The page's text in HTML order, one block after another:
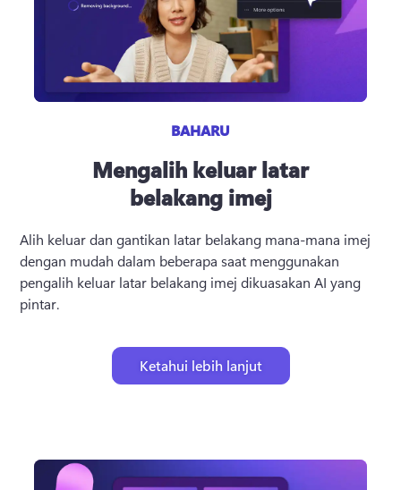
BAHARU
Mengalih keluar latar
belakang imej
Alih keluar dan gantikan latar belakang mana-mana imej
dengan mudah dalam beberapa saat menggunakan
pengalih keluar latar belakang imej dikuasakan AI yang
pintar.
Ketahui lebih lanjut